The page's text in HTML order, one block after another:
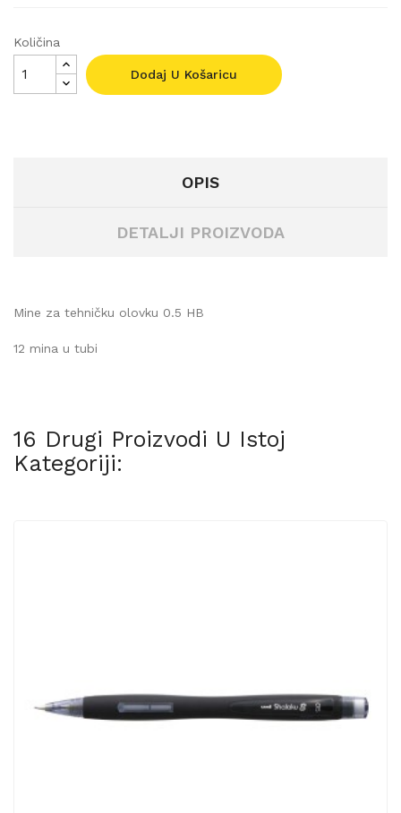
Količina
Dodaj U Košaricu
OPIS
DETALJI PROIZVODA
Mine za tehničku olovku 0.5 HB
12 mina u tubi
16 Drugi Proizvodi U Istoj
Kategoriji: